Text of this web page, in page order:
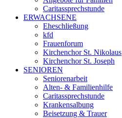
Caritassprechstunde
ERWACHSENE
Eheschließung
kfd
Frauenforum
Kirchenchor St. Nikolaus
Kirchenchor St. Joseph
SENIOREN
Seniorenarbeit
Alten- & Familienhilfe
Caritassprechstunde
Krankensalbung
Beisetzung & Trauer